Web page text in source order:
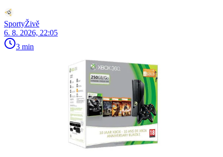
SportyŽivě
6. 8. 2026, 22:05
3 min